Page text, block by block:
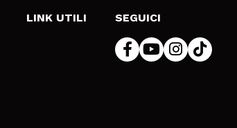
LINK UTILI SEGUICI